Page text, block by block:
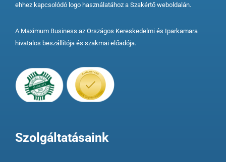
ehhez kapcsolódó logo használatához a Szakértő weboldalán.
A Maximum Business az Országos Kereskedelmi és Iparkamara
hivatalos beszállítója és szakmai előadója.
Szolgáltatásaink